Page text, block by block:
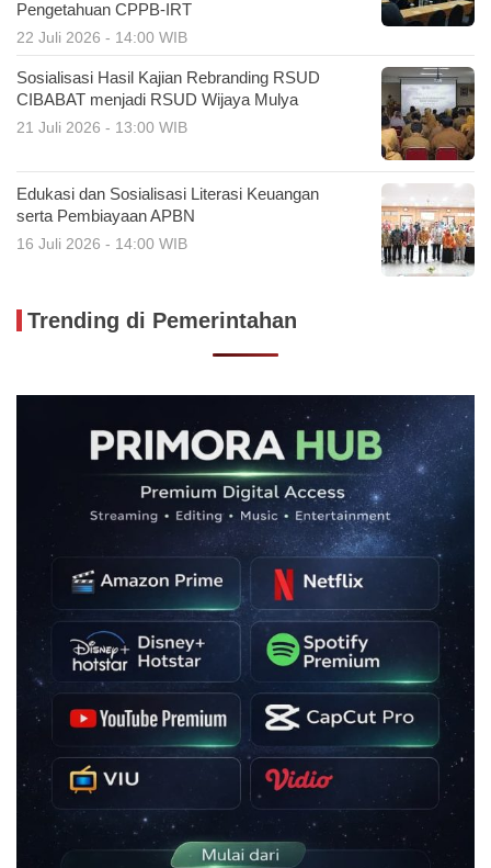
Pengetahuan CPPB-IRT
22 Juli 2026 - 14:00 WIB
Sosialisasi Hasil Kajian Rebranding RSUD
CIBABAT menjadi RSUD Wijaya Mulya
21 Juli 2026 - 13:00 WIB
Edukasi dan Sosialisasi Literasi Keuangan
serta Pembiayaan APBN
16 Juli 2026 - 14:00 WIB
Trending di Pemerintahan